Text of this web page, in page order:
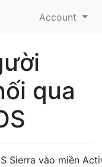
Account
qua
Sierra vào miền